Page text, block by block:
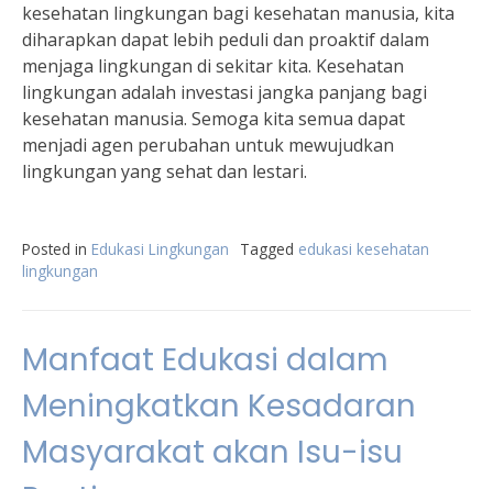
kesehatan lingkungan bagi kesehatan manusia, kita
diharapkan dapat lebih peduli dan proaktif dalam
menjaga lingkungan di sekitar kita. Kesehatan
lingkungan adalah investasi jangka panjang bagi
kesehatan manusia. Semoga kita semua dapat
menjadi agen perubahan untuk mewujudkan
lingkungan yang sehat dan lestari.
Posted in Edukasi Lingkungan Tagged edukasi kesehatan
lingkungan
Manfaat Edukasi dalam
Meningkatkan Kesadaran
Masyarakat akan Isu-isu